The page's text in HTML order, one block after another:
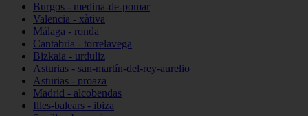
Burgos - medina-de-pomar
Valencia - xàtiva
Málaga - ronda
Cantabria - torrelavega
Bizkaia - urduliz
Asturias - san-martín-del-rey-aurelio
Asturias - proaza
Madrid - alcobendas
Illes-balears - ibiza